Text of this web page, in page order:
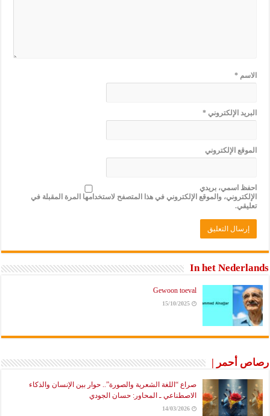
الاسم*
البريد الإلكتروني*
الموقع الإلكتروني
احفظ اسمي، بريدي
الإلكتروني، والموقع الإلكتروني في هذا المتصفح لاستخدامها المرة المقبلة في
تعليقي.
In het Nederlands
Gewoon toeval
15/10/2025
رصاص أحمر |
صراع “اللغة الشعرية والصورة”.. حوار بين الإنسان والذكاء
الاصطناعي ـ المحاور: حسان الجودي
14/03/2026